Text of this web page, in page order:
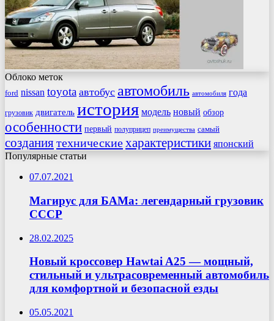
Облоко меток
ford nissan toyota автобус автомобиль автомобиля года
грузовик двигатель история модель новый обзор
особенности первый полуприцеп преимущества самый
созданиятехническиехарактеристики японский
Популярные статьи
07.07.2021
Магирус для БАМа: легендарный грузовик
СССР
28.02.2025
Новый кроссовер Hawtai A25 — мощный,
стильный и ультрасовременный автомобиль
для комфортной и безопасной езды
05.05.2021